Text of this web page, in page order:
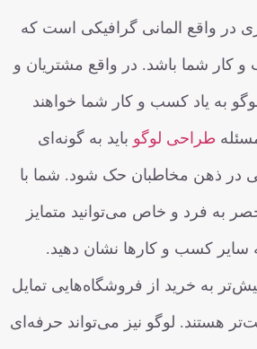
در واقع المانی گرافیکی است که
و کار شما باشد. در واقع مشتریان و
به یاد کسب و کار شما خواهند
طراحی لوگو باید به گونه‌ای
در ذهن مخاطبان حک شود. شما با
به فرد و خاص می‌توانید متمایز
سایر کسب و کارها نشان دهید.
به خرید از فروشگاه‌هایی تمایل
هستند. لوگو نیز می‌تواند حرفه‌ای